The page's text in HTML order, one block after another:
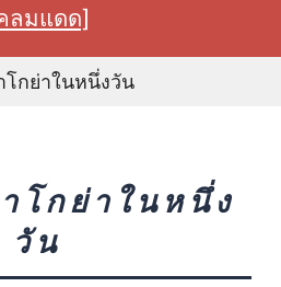
ลมแดด]
โกย่าในหนึ่งวัน
โกย่าในหนึ่ง
วัน